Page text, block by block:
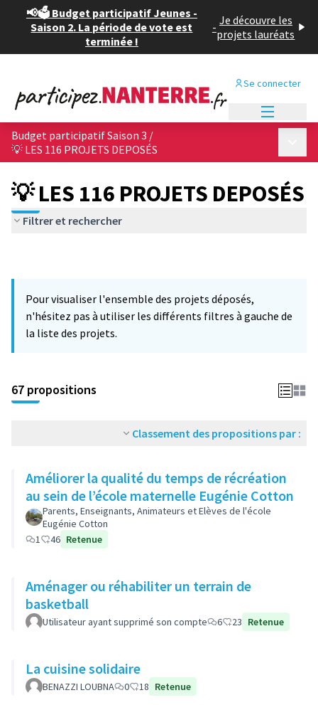
📢🗳️ Budget participatif Jeunes -
Saison 2. La période de vote est
terminée !
- Je découvre les
projets lauréats
Se connecter
Budget participatif Saison 3 /
💡 LES 116 PROJETS DEPOSÉS
💡 LES 116 PROJETS DEPOSÉS
Filtrer et rechercher
Pour visualiser l'ensemble des projets déposés,
n'hésitez pas à utiliser les différents filtres à gauche de
la liste des projets.
67 propositions
Classement des propositions par :
Améliorer la qualité du temps de récréation
au sein de l’école maternelle Eugénie Cotton
Parents, Enseignants, Animateurs et Elèves de l'école
Eugénie Cotton
1
46 Retenue
Aménager ou réhabiliter un terrain de
basketball
Utilisateur ayant supprimé son compte 6 23 Retenue
La cuisine solidaire
BENAZZI LOUBNA 0 18 Retenue